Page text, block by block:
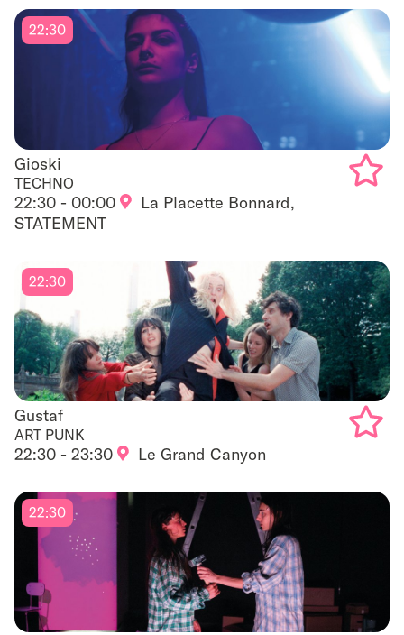
to
Gioski
Gioski
TECHNO
22:30 - 00:00
La Placette Bonnard,
STATEMENT
22:30
Gustaf
Gustaf
ART PUNK
22:30 - 23:30 Le Grand Canyon
22:30
to
22:30